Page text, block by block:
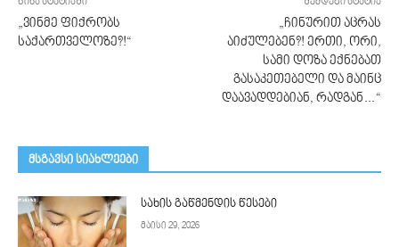
წინა სტატიაში
„ვინმე ფიქრობს
საქართველოზე?!“
შემდეგი სტატია
„ჩინურით აცრას
აიძულებენ?! ერთი, ორი,
სამი დოზა ექნებათ
გასაკეთებელი და მაინც
დაავადდებიან, რადგან…“
მსგავსი სიახლეები
სახის გაწმენდის წესები
მაისი 29, 2026